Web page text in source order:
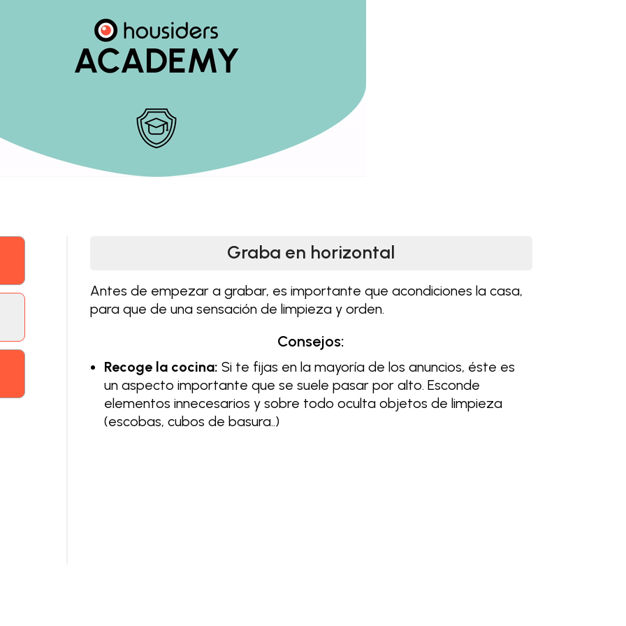
Graba en horizontal
Antes de empezar a grabar, es importante que acondiciones la casa,
para que de una sensación de limpieza y orden.
Consejos:
Recoge la cocina: Si te fijas en la mayoría de los anuncios, éste es
un aspecto importante que se suele pasar por alto. Esconde
elementos innecesarios y sobre todo oculta objetos de limpieza
(escobas, cubos de basura..)